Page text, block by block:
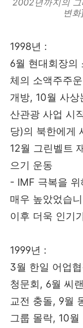
변
1998년 :
6월 현대회장의
체의 소액주주
개방, 10월 사상
산관광 사업 시
당)의 북한에게
12월 그린벨트
으기 운동
- IMF 극복을 위
매우 높았었습
이후 더욱 인기
1999년 :
3월 한일 어업
청문회, 6월 씨
교전 충돌, 9월
그룹 몰락, 10월